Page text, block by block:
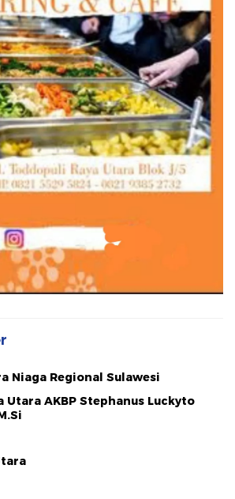
Niaga Regional Sulawesi
Utara AKBP Stephanus Luckyto